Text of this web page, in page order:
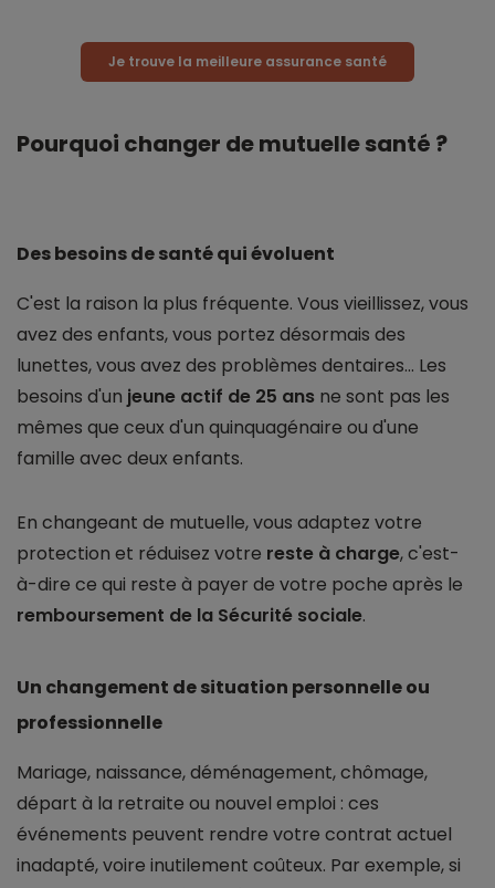
Je trouve la meilleure assurance santé
Pourquoi changer de mutuelle santé ?
Des besoins de santé qui évoluent
C'est la raison la plus fréquente. Vous vieillissez, vous
avez des enfants, vous portez désormais des
lunettes, vous avez des problèmes dentaires... Les
besoins d'un jeune actif de 25 ans ne sont pas les
mêmes que ceux d'un quinquagénaire ou d'une
famille avec deux enfants.
En changeant de mutuelle, vous adaptez votre
protection et réduisez votre reste à charge, c'est-
à-dire ce qui reste à payer de votre poche après le
remboursement de la Sécurité sociale.
Un changement de situation personnelle ou
professionnelle
Mariage, naissance, déménagement, chômage,
départ à la retraite ou nouvel emploi : ces
événements peuvent rendre votre contrat actuel
inadapté, voire inutilement coûteux. Par exemple, si